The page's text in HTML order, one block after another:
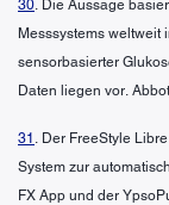
30. Die Aussage
Messsystems
sensorbasierter
Daten liegen vor.
31 . Der FreeStyle
System zur
FX App und der